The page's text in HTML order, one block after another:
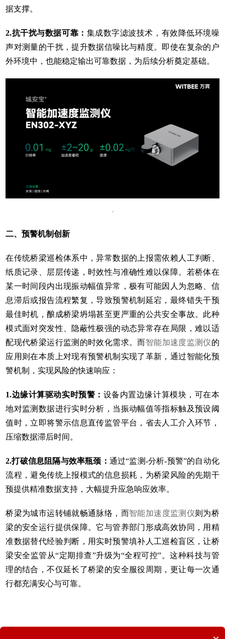
据支撑。
2.抗干扰与数据可靠： 集成数字滤波技术，有效降低环境噪
声对测量的干扰，提升数据信噪比与精度。即使在复杂的户
外环境中，也能稳定输出可靠数据，为后续分析奠定基础。
二、预警机制创新
在传统桥梁巡检体系中，异常数据的上报需依赖人工判断、
纸质记录、层层传递，时效性与准确性难以保障。若桥体在
某一时间段内出现振动幅值异常，极有可能因人为忽略、信
息滞后或报告流程繁复，导致预警机制延宕，最终错失干预
最佳时机，酿成桥梁坍塌甚至更严重的公共安全事故。此种
模式面对突发性、隐蔽性极强的动态异常存在局限，难以适
配现代桥梁运行监测的时效化需求。而智能加速度监测仪的
应用则在本质上对现有预警机制实现了革新，通过智能化预
警机制，实现风险的快速响应：
1.边缘计算驱动实时预警： 设备内置边缘计算模块，可在本
地对监测数据进行实时分析，当振动幅值等指标触及预设阈
值时，立即将警示信息直传监管平台，省去人工介入环节，
压缩数据滞后时间。
2.打破信息阻隔与效率瓶颈： 通过“监测-分析-预警”的自动化
流程，避免传统上报模式的信息损耗，为桥梁风险的先期干
预提供精准数据支持，大幅提升应急响应效率。
桥梁为城市运转铺就畅通脉络，而智能加速度监测仪则为桥
梁的安全运行提供保障。它与管养部门形成高效协同，用精
准数据替代经验判断，用实时预警填补人工巡检盲区，让桥
梁安全监管从“定期排查”升级为“全程可控”。这种科技与管
理的结合，不仅延长了桥梁的安全服役周期，更让每一次通
行都充满安心与可靠。